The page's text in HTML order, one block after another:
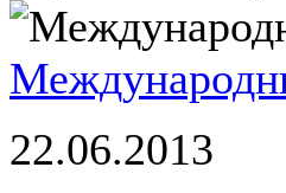
22.06.2013